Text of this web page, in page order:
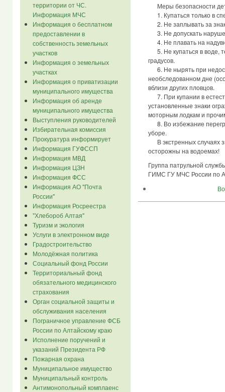
территории от ЧС.
Информация МЧС
Информация о бесплатном
предоставлении в
собственность земельных
участков
Информация о земельных
участках
Информация о приватизации
муниципального имущества
Информация об аренде
муниципального имущества
Выступления руководителей
Избирательная комиссия
Прокуратура информирует
Информация ГУФССП
Информация МВД
Информация ЦЗН
Информация ФСС
Информация АО "Почта
России"
Информация Росреестра
"Хлебороб Алтая"
Туризм и экология
Услуги в электронном виде
Градостроительство
Молодёжная политика
Социальный фонд России
Территориальный фонд
обязательного медицинского
страхования
Орган социальной защиты и
обслуживания населения
Пограничное управление ФСБ
России по Алтайскому краю
Исполнение поручений и
указаний Президента РФ
Пожарная охрана
Муниципальное имущество
Муниципальный контроль
Антимонопольный комплаенс
Меры безопасности
1. Купаться только в
2. Не заплывать за
3. Не допускать
4. Не плавать на
5. Не купаться в воде,
градусов.
6. Не нырять при
необследованном дне
вблизи других пловцов.
7. При купании в
установленные знаки
моторным лодкам и
8. Во избежание
уборе.
В экстренных случаях
осторожны на водоемах!
Группа патрульной
ГИМС ГУ МЧС России по